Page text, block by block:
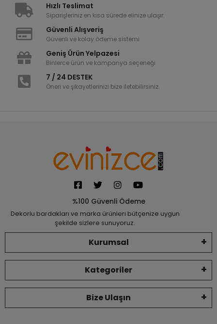
Hızlı Teslimat
Siparişleriniz en kısa sürede elinize ulaşır.
Güvenli Alışveriş
Güvenli ve kolay ödeme sistemi
Geniş Ürün Yelpazesi
Binlerce ürün ve kampanya seçeneği
7 / 24 DESTEK
Öneri ve şikayetlerinizi bize iletebilirsiniz.
%100 Güvenli Ödeme
Dekorlu bardakları ve marka ürünleri bütçenize uygun
şekilde sizlere sunuyoruz.
Kurumsal
Kategoriler
Bize Ulaşın